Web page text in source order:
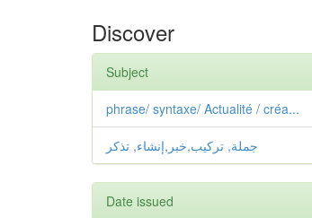
Discover
Subject
phrase/ syntaxe/ Actualité / créa...
جملة, تركيب,خبر,إنشاء, تذكر
Date issued